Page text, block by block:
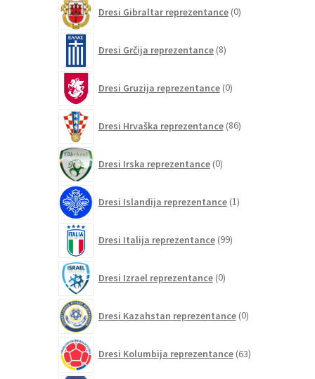
Dresi Gibraltar reprezentance 0izdelkov
Dresi Grčija reprezentance 8izdelkov
Dresi Gruzija reprezentance 0izdelkov
Dresi Hrvaška reprezentance 86izdelkov
Dresi Irska reprezentance 0izdelkov
Dresi Islandija reprezentance 1izdelek
Dresi Italija reprezentance 99izdelkov
Dresi Izrael reprezentance 0izdelkov
Dresi Kazahstan reprezentance 0izdelkov
Dresi Kolumbija reprezentance 63izdelkov